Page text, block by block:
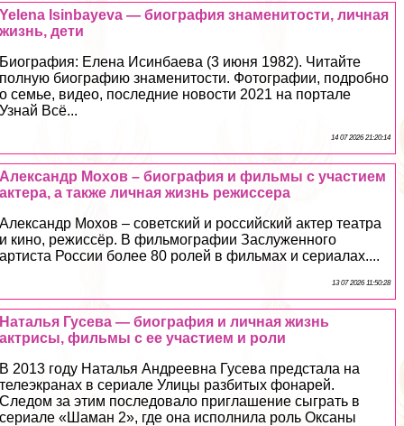
Yelena Isinbayeva — биография знаменитости, личная
жизнь, дети
Биография: Елена Исинбаева (3 июня 1982). Читайте
полную биографию знаменитости. Фотографии, подробно
о семье, видео, последние новости 2021 на портале
Узнай Всё...
14 07 2026 21:20:14
Александр Мохов – биография и фильмы с участием
актера, а также личная жизнь режиссера
Александр Мохов – советский и российский актер театра
и кино, режиссёр. В фильмографии Заслуженного
артиста России более 80 ролей в фильмах и сериалах....
13 07 2026 11:50:28
Наталья Гусева — биография и личная жизнь
актрисы, фильмы с ее участием и роли
В 2013 году Наталья Андреевна Гусева предстала на
телеэкранах в сериале Улицы разбитых фонарей.
Следом за этим последовало приглашение сыграть в
сериале «Шаман 2», где она исполнила роль Оксаны